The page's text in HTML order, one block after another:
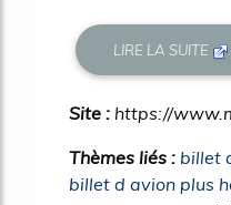
LIRE LA SUITE
Site : https://
Thèmes liés : billet
billet d avion plus